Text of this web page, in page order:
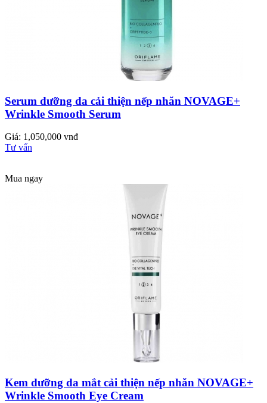
Serum dưỡng da cải thiện nếp nhăn NOVAGE+
Wrinkle Smooth Serum
Giá: 1,050,000 vnđ
Tư vấn
Mua ngay
Kem dưỡng da mắt cải thiện nếp nhăn NOVAGE+
Wrinkle Smooth Eye Cream